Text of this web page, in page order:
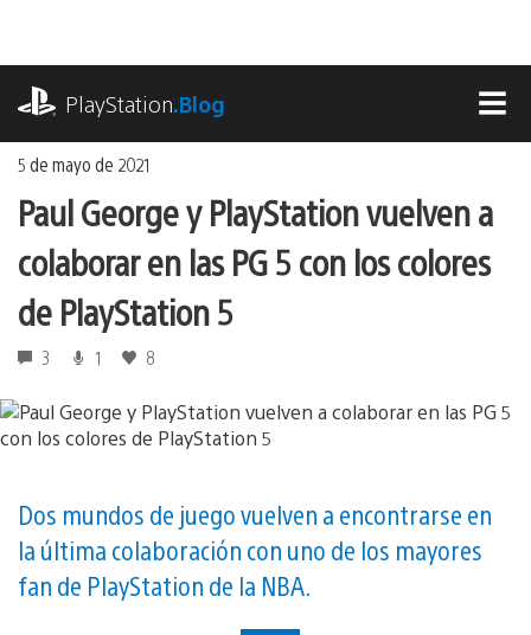
contenido
PlayStation.Blog
5 de mayo de 2021
Paul George y PlayStation vuelven a
colaborar en las PG 5 con los colores
de PlayStation 5
3 1 8
Dos mundos de juego vuelven a encontrarse en
la última colaboración con uno de los mayores
fan de PlayStation de la NBA.